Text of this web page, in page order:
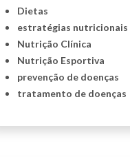
Dietas
estratégias nutricionais
Nutrição Clínica
Nutrição Esportiva
prevenção de doenças
tratamento de doenças